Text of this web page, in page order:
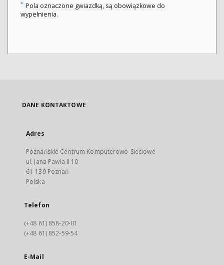
* Pola oznaczone gwiazdką, są obowiązkowe do
wypełnienia.
DANE KONTAKTOWE
Adres
Poznańskie Centrum Komputerowo-Sieciowe
ul. Jana Pawła II 10
61-139 Poznań
Polska
Telefon
(+48 61) 858-20-01
(+48 61) 852-59-54
E-Mail